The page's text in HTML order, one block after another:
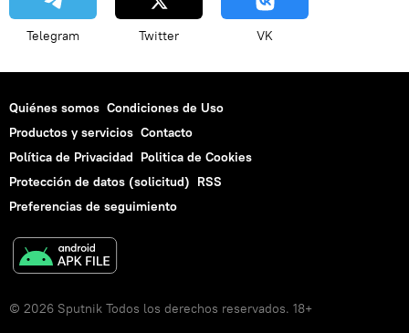
Telegram Twitter VK
Quiénes somos Condiciones de Uso
Productos y servicios Contacto
Política de Privacidad Politica de Cookies
Protección de datos (solicitud) RSS
Preferencias de seguimiento
© 2026 Sputnik Todos los derechos reservados. 18+